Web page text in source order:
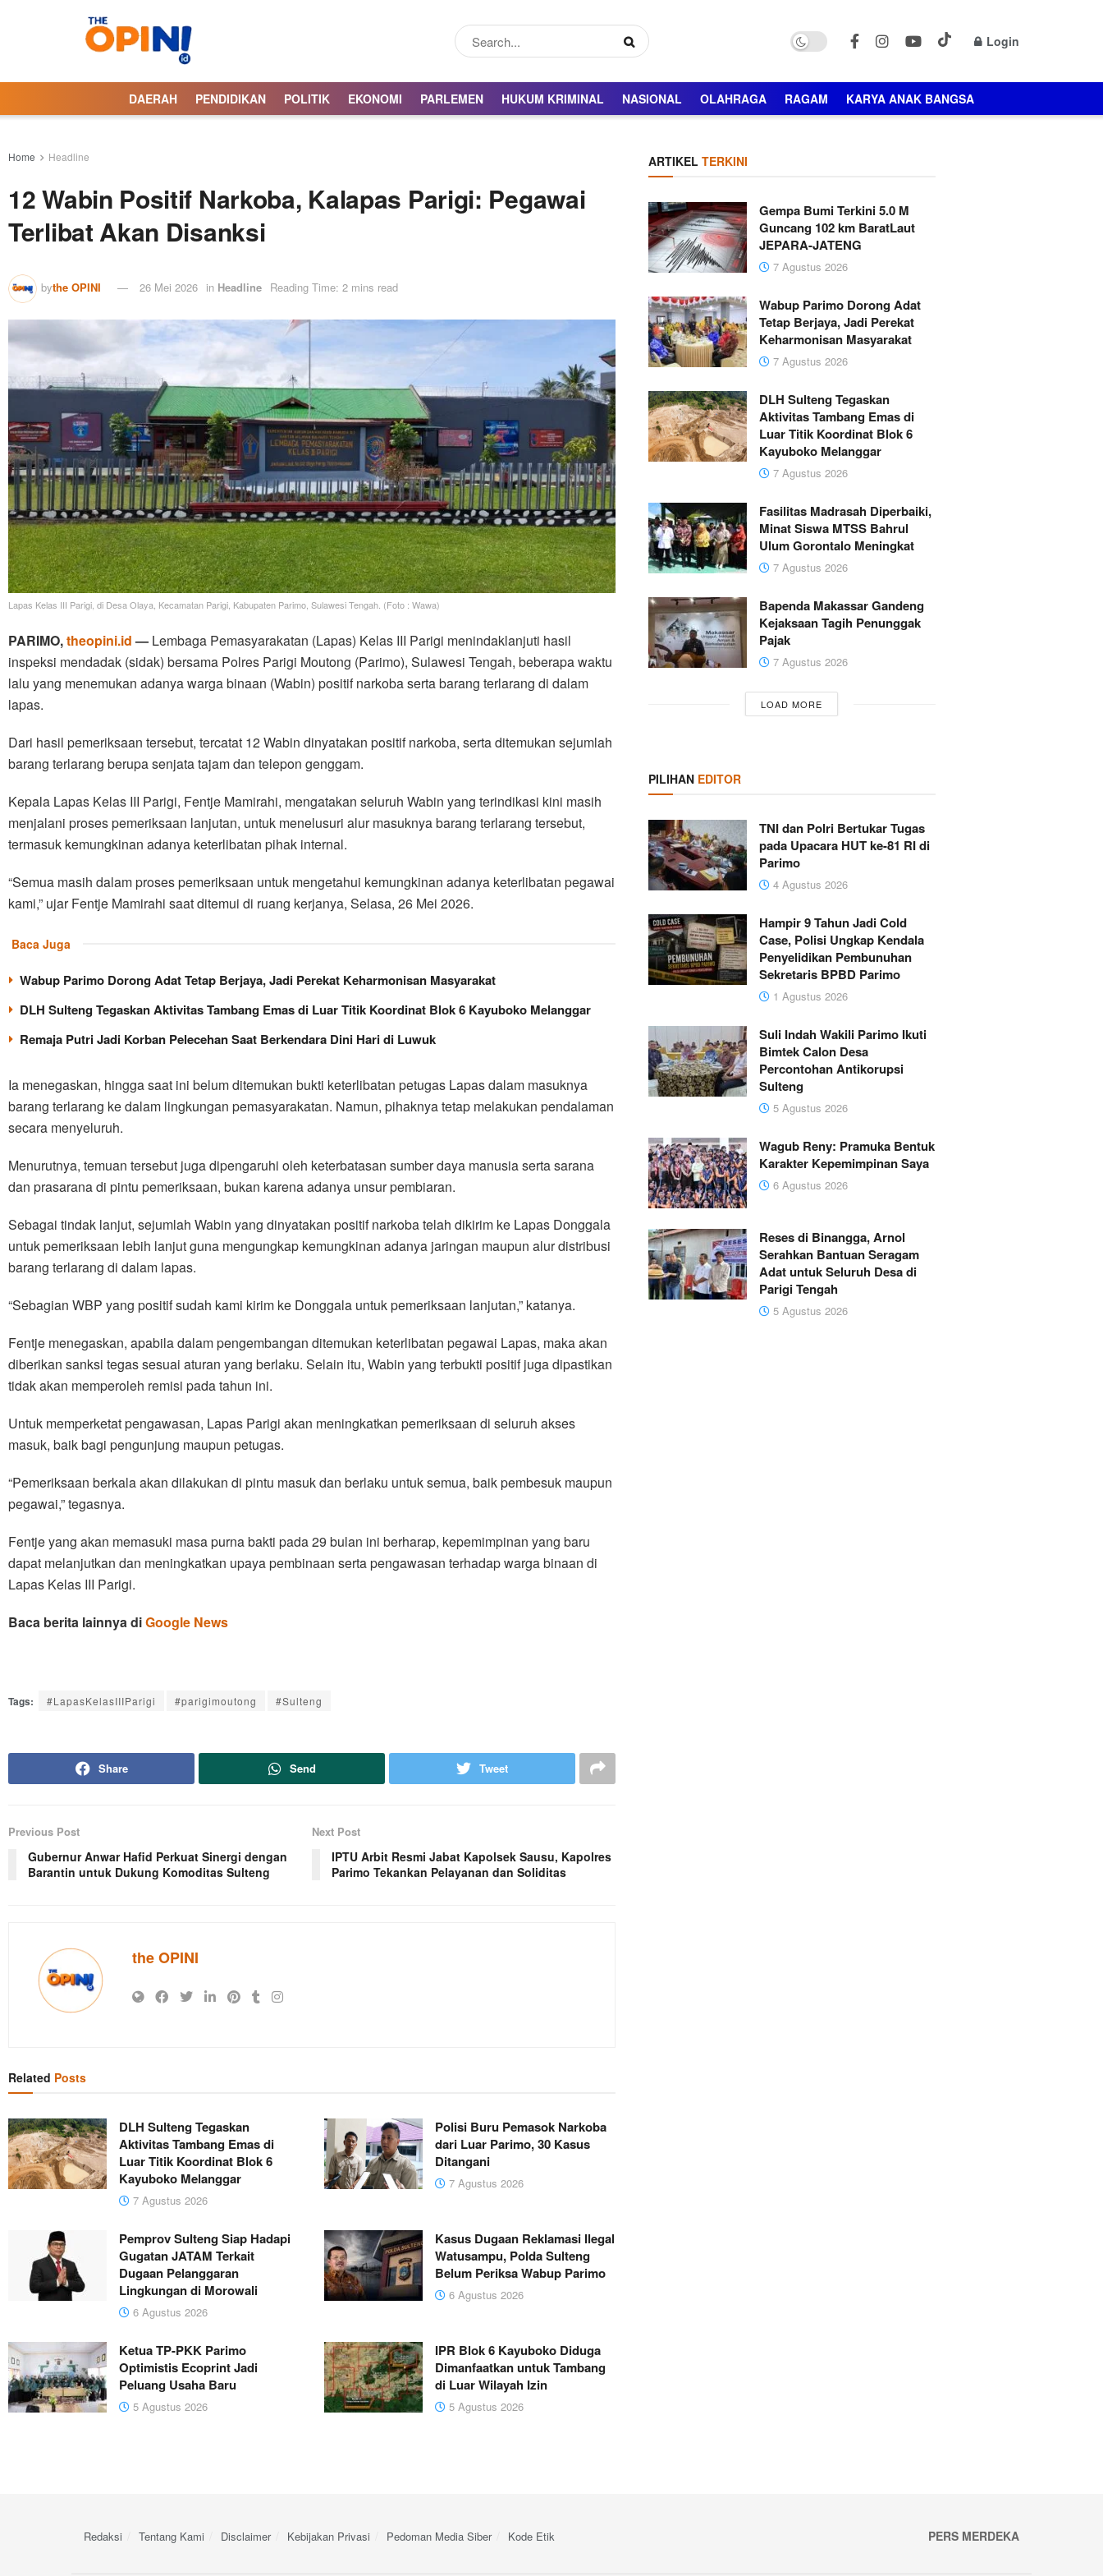
Login
DAERAH PENDIDIKAN POLITIK EKONOMI PARLEMEN HUKUM KRIMINAL NASIONAL OLAHRAGA RAGAM KARYA ANAK BANGSA
Home Headline
12 Wabin Positif Narkoba, Kalapas Parigi: Pegawai
Terlibat Akan Disanksi
bythe OPINI 26 Mei 2026 in Headline Reading Time: 2 mins read
Lapas Kelas III Parigi, di Desa Olaya, Kecamatan Parigi, Kabupaten Parimo, Sulawesi Tengah. (Foto : Wawa)
PARIMO,theopini.id— Lembaga Pemasyarakatan (Lapas) Kelas III Parigi menindaklanjuti hasil
inspeksi mendadak (sidak) bersama Polres Parigi Moutong (Parimo), Sulawesi Tengah, beberapa waktu
lalu yang menemukan adanya warga binaan (Wabin) positif narkoba serta barang terlarang di dalam
lapas.
Dari hasil pemeriksaan tersebut, tercatat 12 Wabin dinyatakan positif narkoba, serta ditemukan sejumlah
barang terlarang berupa senjata tajam dan telepon genggam.
Kepala Lapas Kelas III Parigi, Fentje Mamirahi, mengatakan seluruh Wabin yang terindikasi kini masih
menjalani proses pemeriksaan lanjutan, untuk menelusuri alur masuknya barang terlarang tersebut,
termasuk kemungkinan adanya keterlibatan pihak internal.
“Semua masih dalam proses pemeriksaan untuk mengetahui kemungkinan adanya keterlibatan pegawai
kami,” ujar Fentje Mamirahi saat ditemui di ruang kerjanya, Selasa, 26 Mei 2026.
Baca Juga
Wabup Parimo Dorong Adat Tetap Berjaya, Jadi Perekat Keharmonisan Masyarakat
DLH Sulteng Tegaskan Aktivitas Tambang Emas di Luar Titik Koordinat Blok 6 Kayuboko Melanggar
Remaja Putri Jadi Korban Pelecehan Saat Berkendara Dini Hari di Luwuk
Ia menegaskan, hingga saat ini belum ditemukan bukti keterlibatan petugas Lapas dalam masuknya
barang terlarang ke dalam lingkungan pemasyarakatan. Namun, pihaknya tetap melakukan pendalaman
secara menyeluruh.
Menurutnya, temuan tersebut juga dipengaruhi oleh keterbatasan sumber daya manusia serta sarana
dan prasarana di pintu pemeriksaan, bukan karena adanya unsur pembiaran.
Sebagai tindak lanjut, sejumlah Wabin yang dinyatakan positif narkoba telah dikirim ke Lapas Donggala
untuk pemeriksaan lebih lanjut guna mengungkap kemungkinan adanya jaringan maupun alur distribusi
barang terlarang di dalam lapas.
“Sebagian WBP yang positif sudah kami kirim ke Donggala untuk pemeriksaan lanjutan,” katanya.
Fentje menegaskan, apabila dalam pengembangan ditemukan keterlibatan pegawai Lapas, maka akan
diberikan sanksi tegas sesuai aturan yang berlaku. Selain itu, Wabin yang terbukti positif juga dipastikan
tidak akan memperoleh remisi pada tahun ini.
Untuk memperketat pengawasan, Lapas Parigi akan meningkatkan pemeriksaan di seluruh akses
masuk, baik bagi pengunjung maupun petugas.
“Pemeriksaan berkala akan dilakukan di pintu masuk dan berlaku untuk semua, baik pembesuk maupun
pegawai,” tegasnya.
Fentje yang akan memasuki masa purna bakti pada 29 bulan ini berharap, kepemimpinan yang baru
dapat melanjutkan dan meningkatkan upaya pembinaan serta pengawasan terhadap warga binaan di
Lapas Kelas III Parigi.
Baca berita lainnya diGoogle News
Tags: #LapasKelasIIIParigi #parigimoutong #Sulteng
Share Send Tweet
Previous Post
Gubernur Anwar Hafid Perkuat Sinergi dengan
Barantin untuk Dukung Komoditas Sulteng
Next Post
IPTU Arbit Resmi Jabat Kapolsek Sausu, Kapolres
Parimo Tekankan Pelayanan dan Soliditas
the OPINI
Related Posts
DLH Sulteng Tegaskan
Aktivitas Tambang Emas di
Luar Titik Koordinat Blok 6
Kayuboko Melanggar
7 Agustus 2026
Polisi Buru Pemasok Narkoba
dari Luar Parimo, 30 Kasus
Ditangani
7 Agustus 2026
Pemprov Sulteng Siap Hadapi
Gugatan JATAM Terkait
Dugaan Pelanggaran
Lingkungan di Morowali
6 Agustus 2026
Kasus Dugaan Reklamasi Ilegal
Watusampu, Polda Sulteng
Belum Periksa Wabup Parimo
6 Agustus 2026
Ketua TP-PKK Parimo
Optimistis Ecoprint Jadi
Peluang Usaha Baru
5 Agustus 2026
IPR Blok 6 Kayuboko Diduga
Dimanfaatkan untuk Tambang
di Luar Wilayah Izin
5 Agustus 2026
ARTIKEL TERKINI
Gempa Bumi Terkini 5.0 M
Guncang 102 km BaratLaut
JEPARA-JATENG
7 Agustus 2026
Wabup Parimo Dorong Adat
Tetap Berjaya, Jadi Perekat
Keharmonisan Masyarakat
7 Agustus 2026
DLH Sulteng Tegaskan
Aktivitas Tambang Emas di
Luar Titik Koordinat Blok 6
Kayuboko Melanggar
7 Agustus 2026
Fasilitas Madrasah Diperbaiki,
Minat Siswa MTSS Bahrul
Ulum Gorontalo Meningkat
7 Agustus 2026
Bapenda Makassar Gandeng
Kejaksaan Tagih Penunggak
Pajak
7 Agustus 2026
LOAD MORE
PILIHAN EDITOR
TNI dan Polri Bertukar Tugas
pada Upacara HUT ke-81 RI di
Parimo
4 Agustus 2026
Hampir 9 Tahun Jadi Cold
Case, Polisi Ungkap Kendala
Penyelidikan Pembunuhan
Sekretaris BPBD Parimo
1 Agustus 2026
Suli Indah Wakili Parimo Ikuti
Bimtek Calon Desa
Percontohan Antikorupsi
Sulteng
5 Agustus 2026
Wagub Reny: Pramuka Bentuk
Karakter Kepemimpinan Saya
6 Agustus 2026
Reses di Binangga, Arnol
Serahkan Bantuan Seragam
Adat untuk Seluruh Desa di
Parigi Tengah
5 Agustus 2026
Redaksi Tentang Kami Disclaimer Kebijakan Privasi Pedoman Media Siber Kode Etik PERS MERDEKA